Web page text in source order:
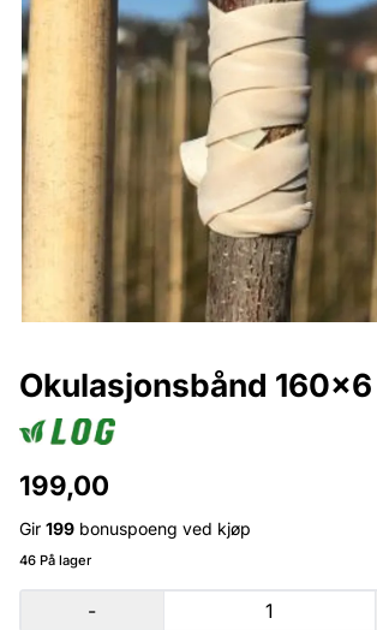
Okulasjonsbånd
199,00
Gir 199 bonuspoeng ved kjøp
46 På lager
-